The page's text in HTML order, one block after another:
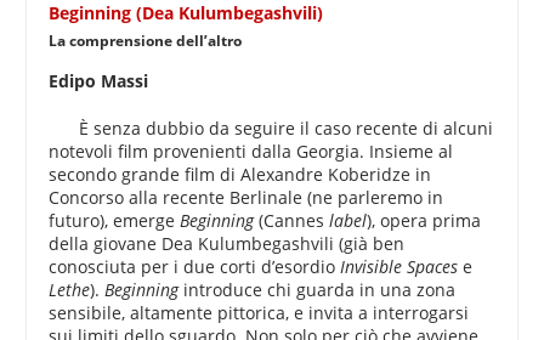
Beginning (Dea Kulumbegashvili)
La comprensione dell’altro
Edipo Massi
È senza dubbio da seguire il caso recente di alcuni
notevoli film provenienti dalla Georgia. Insieme al
secondo grande film di Alexandre Koberidze in
Concorso alla recente Berlinale (ne parleremo in
futuro), emergeBeginning(Canneslabel), opera prima
della giovane Dea Kulumbegashvili (già ben
conosciuta per i due corti d’esordioInvisible Spaces e
Lethe).Beginningintroduce chi guarda in una zona
sensibile, altamente pittorica, e invita a interrogarsi